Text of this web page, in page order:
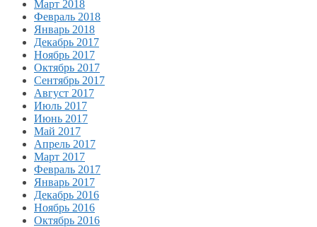
Март 2018
Февраль 2018
Январь 2018
Декабрь 2017
Ноябрь 2017
Октябрь 2017
Сентябрь 2017
Август 2017
Июль 2017
Июнь 2017
Май 2017
Апрель 2017
Март 2017
Февраль 2017
Январь 2017
Декабрь 2016
Ноябрь 2016
Октябрь 2016